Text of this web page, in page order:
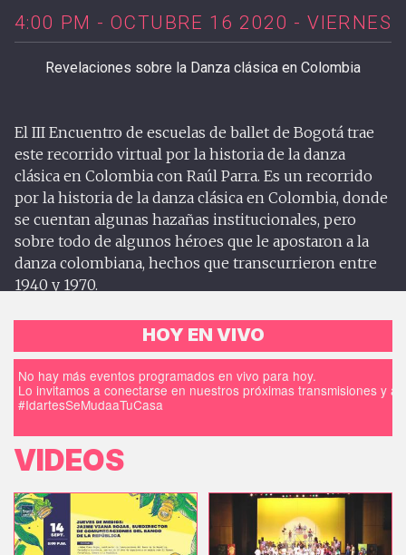
4:00 PM - OCTUBRE 16 2020 - VIERNES
Revelaciones sobre la Danza clásica en Colombia
El III Encuentro de escuelas de ballet de Bogotá trae
este recorrido virtual por la historia de la danza
clásica en Colombia con Raúl Parra. Es un recorrido
por la historia de la danza clásica en Colombia, donde
se cuentan algunas hazañas institucionales, pero
sobre todo de algunos héroes que le apostaron a la
danza colombiana, hechos que transcurrieron entre
1940 y 1970.
HOY EN VIVO
No hay más eventos programados en vivo para hoy.
Lo invitamos a conectarse en nuestros próximas transmisiones y
#IdartesSeMudaaTuCasa
VIDEOS